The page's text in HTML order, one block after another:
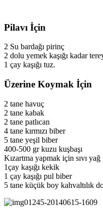
Pilavı İçin
2 Su bardağı pirinç
2 dolu yemek kaşığı kadar
1 çay kaşığı tuz.
Üzerine Koymak İçin
2 tane havuç
2 tane kabak
2 tane patlıcan
4 tane kırmızı biber
5 tane yeşil biber
400-500 gr kuzu kuşbaşı
Kızartma yapmak için sıvı yağ
1çay kaşığı kekik
1 çay kaşığı pul biber
5 tane küçük boy kahvaltılık